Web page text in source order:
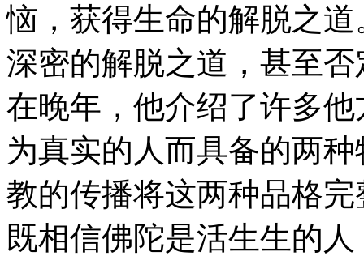
恼，获得生命的解脱之
深密的解脱之道，甚至
在晚年，他介绍了许多
为真实的人而具备的两
教的传播将这两种品格
既相信佛陀是活生生的